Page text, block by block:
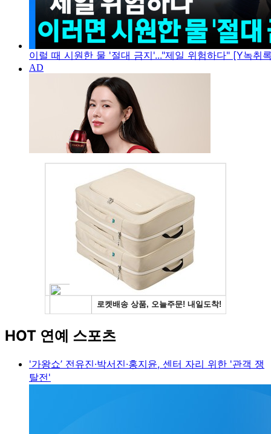
이럴 때 시원한 물 '절대 금지'..."제일 위험하다" [Y녹취
HOT 연예 스포츠
'가왕쇼’ 전유진·박서진·홍지윤, 센터 자리 위한 '관객 쟁
탈전'